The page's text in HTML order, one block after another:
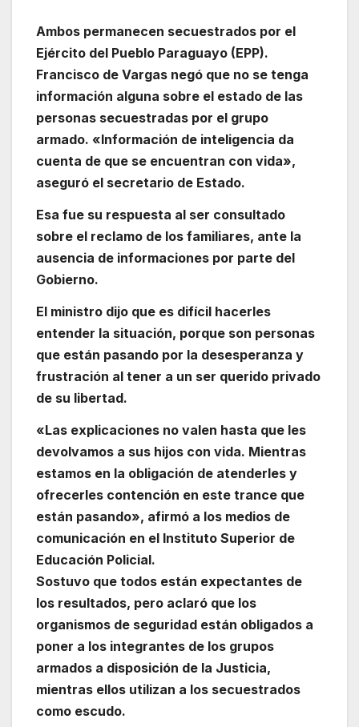
Ambos permanecen secuestrados por el
Ejército del Pueblo Paraguayo (EPP).
Francisco de Vargas negó que no se tenga
información alguna sobre el estado de las
personas secuestradas por el grupo
armado. «Información de inteligencia da
cuenta de que se encuentran con vida»,
aseguró el secretario de Estado.
Esa fue su respuesta al ser consultado
sobre el reclamo de los familiares, ante la
ausencia de informaciones por parte del
Gobierno.
El ministro dijo que es difícil hacerles
entender la situación, porque son personas
que están pasando por la desesperanza y
frustración al tener a un ser querido privado
de su libertad.
«Las explicaciones no valen hasta que les
devolvamos a sus hijos con vida. Mientras
estamos en la obligación de atenderles y
ofrecerles contención en este trance que
están pasando», afirmó a los medios de
comunicación en el Instituto Superior de
Educación Policial.
Sostuvo que todos están expectantes de
los resultados, pero aclaró que los
organismos de seguridad están obligados a
poner a los integrantes de los grupos
armados a disposición de la Justicia,
mientras ellos utilizan a los secuestrados
como escudo.